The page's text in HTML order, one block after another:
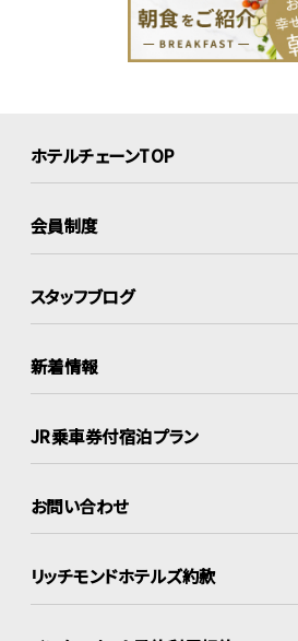
ホテルチェーンTOP
会員制度
スタッフブログ
新着情報
JR乗車券付宿泊プラン
お問い合わせ
リッチモンドホテルズ約款